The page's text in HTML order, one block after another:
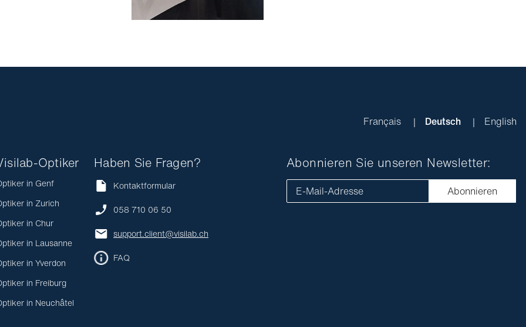
Français Deutsch English
Optiker
in Genf
in Zurich
in Chur
in Lausanne
in Yverdon
in Freiburg
in Neuchâtel
Haben Sie Fragen?
Kontaktformular
058 710 06 50
support.client@visilab.ch
FAQ
Abonnieren Sie unseren Newsletter:
E-Mail-Adresse Abonnieren